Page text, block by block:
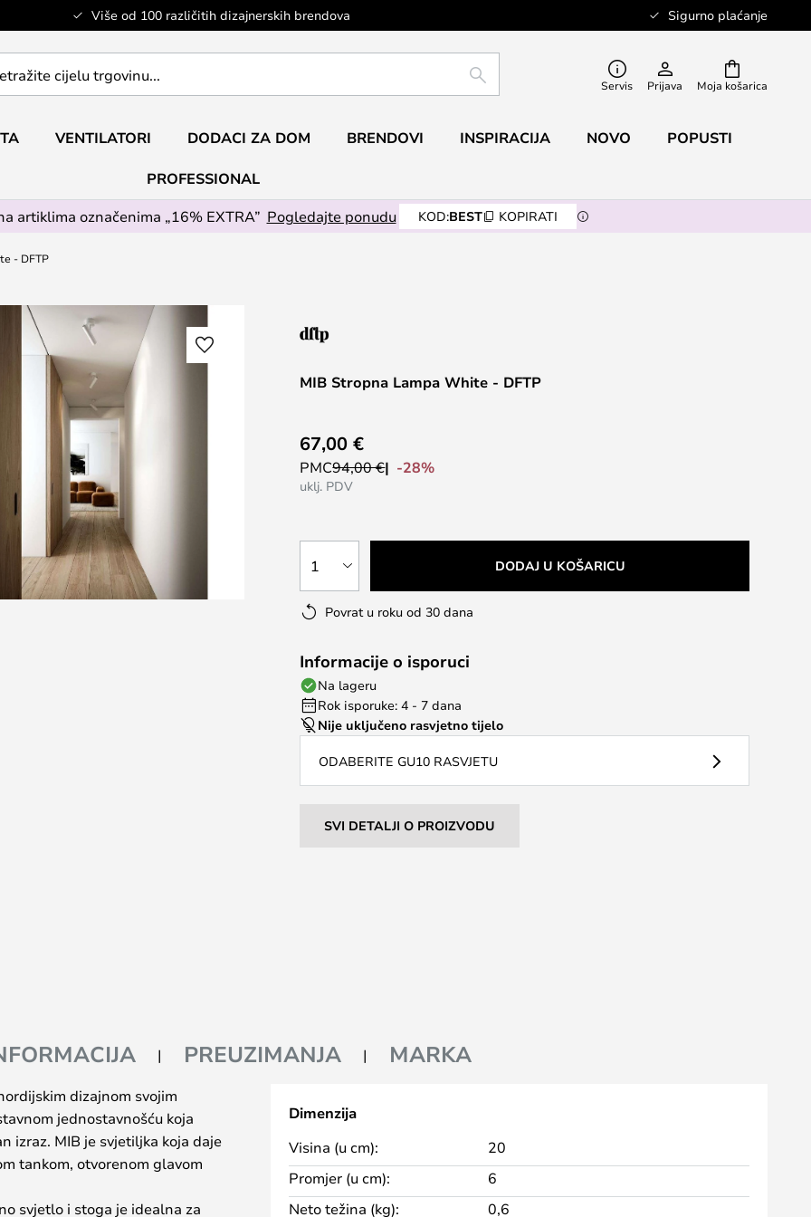
Više od 100 različitih dizajnerskih brendova Sigurno plaćanje
Moja košarica
TRAŽI Servis Prijava
VENTILATORI DODACI ZA DOM BRENDOVI INSPIRACIJA NOVO POPUSTI
PROFESSIONAL
artiklima označenima „16% EXTRA” Pogledajte ponudu KOD:BEST KOPIRATI
- DFTP
MIB Stropna Lampa White - DFTP
67,00 €
PMC94,00 € -28%
uklj. PDV
1 DODAJ U KOŠARICU
Povrat u roku od 30 dana
Informacije o isporuci
Na lageru
Rok isporuke: 4 - 7 dana
Nije uključeno rasvjetno tijelo
ODABERITE GU10 RASVJETU
SVI DETALJI O PROIZVODU
PREUZIMANJA MARKA
dizajnom svojim
jednostavnošću koja
izraz. MIB je svjetiljka koja daje
tankom, otvorenom glavom
svjetlo i stoga je idealna za
Dimenzija
Visina (u cm):
20
Promjer (u cm):
6
Neto težina (kg):
0,6